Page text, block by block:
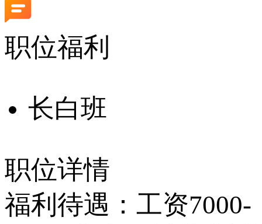
职位福利
长白班
职位详情
福利待遇：工资7000-